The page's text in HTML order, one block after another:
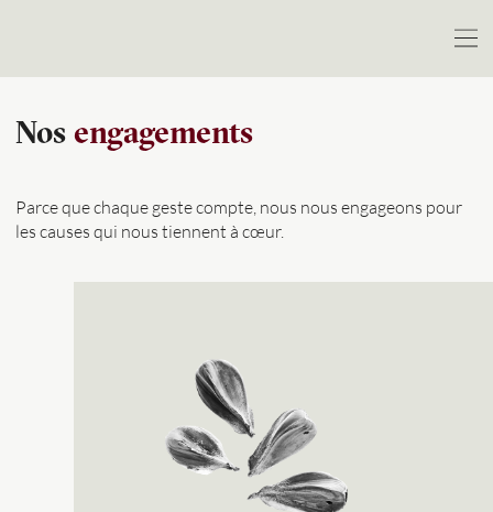
Nos engagements
Parce que chaque geste compte, nous nous engageons pour
les causes qui nous tiennent à cœur.